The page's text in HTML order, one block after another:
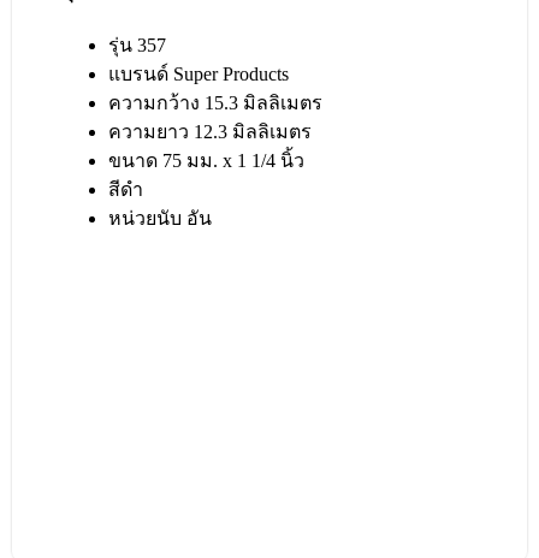
รุ่น 357
แบรนด์ Super Products
ความกว้าง 15.3 มิลลิเมตร
ความยาว 12.3 มิลลิเมตร
ขนาด 75 มม. x 1 1/4 นิ้ว
สีดำ
หน่วยนับ อัน